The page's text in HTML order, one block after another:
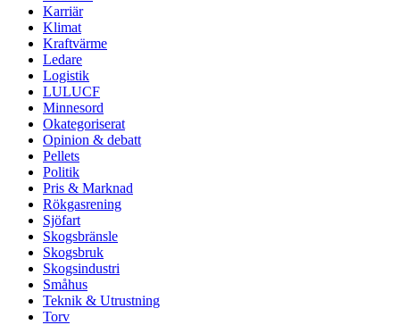
Karriär
Klimat
Kraftvärme
Ledare
Logistik
LULUCF
Minnesord
Okategoriserat
Opinion & debatt
Pellets
Politik
Pris & Marknad
Rökgasrening
Sjöfart
Skogsbränsle
Skogsbruk
Skogsindustri
Småhus
Teknik & Utrustning
Torv